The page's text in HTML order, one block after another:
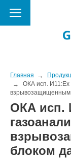
Главная
ОКА исп. И11:Ex
взрывозащищенным
ОКА исп.
блоком